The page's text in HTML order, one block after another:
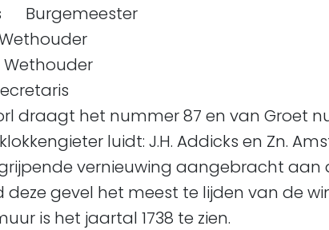
Burgemeester
draagt het nummer 87 en van Groet
luidt: J.H. Addicks en Zn.
vernieuwing aangebracht aan
deze gevel het meest te lijden van de
is het jaartal 1738 te zien.